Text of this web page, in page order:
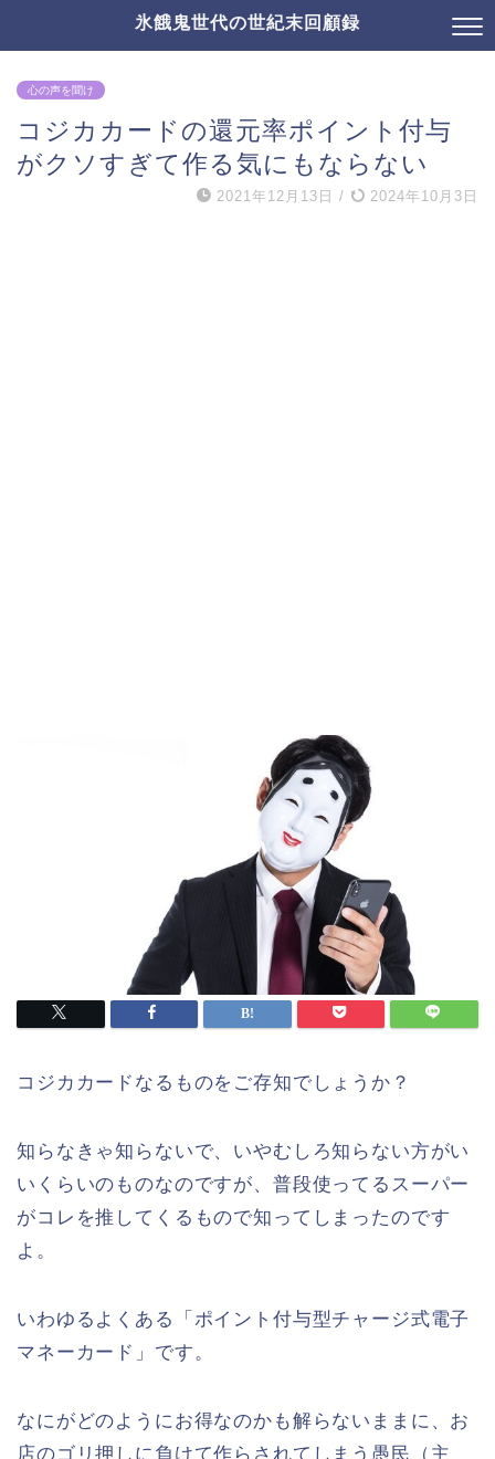
氷餓鬼世代の世紀末回顧録
心の声を聞け
コジカカードの還元率ポイント付与
がクソすぎて作る気にもならない
2021年12月13日 / 2024年10月3日
コジカカードなるものをご存知でしょうか？
知らなきゃ知らないで、いやむしろ知らない方がい
いくらいのものなのですが、普段使ってるスーパー
がコレを推してくるもので知ってしまったのです
よ。
いわゆるよくある「ポイント付与型チャージ式電子
マネーカード」です。
なにがどのようにお得なのかも解らないままに、お
店のゴリ押しに負けて作らされてしまう愚民（主